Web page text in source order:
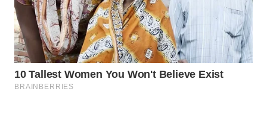
LISTRIK
MASYARAKAT
KELISTRIKAN
WALINKI